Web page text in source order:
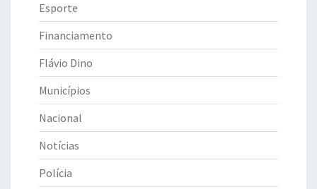
Esporte
Financiamento
Flávio Dino
Municípios
Nacional
Notícias
Polícia